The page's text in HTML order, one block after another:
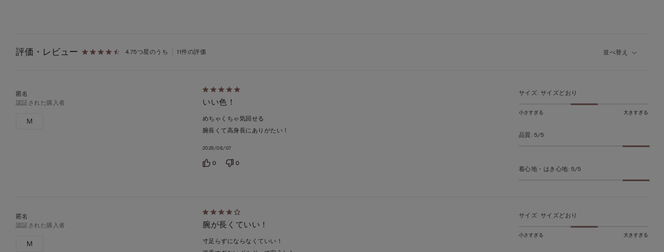
評価・レビュー 4.75つ星のうち 11件の評価 並べ替え
認証された購入者
M
5
段
階
の
ち
5
いい色！
めちゃくちゃ気回せる
腕長くて高身長にありがたい！
2026/08/07
0 0
サイズ: サイズどおり
小さすぎる 大きすぎる
品質: 5/5
着心地・はき心地: 5/5
認証された購入者
M
5
段
階
の
腕が長くていい！
寸足らずにならなくていい！
サイズ: サイズどおり
小さすぎる 大きすぎる